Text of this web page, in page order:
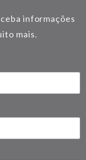
informações
mais.